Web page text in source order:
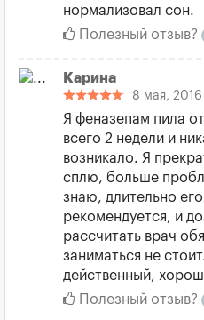
нормализовал сон.
Полезный отзыв?
Карина
8 мая, 2016
Я феназепам пила
всего 2 недели и
возникало. Я
сплю, больше
знаю, длительно
рекомендуется, и
рассчитать врач
заниматься не
действенный,
Полезный отзыв?